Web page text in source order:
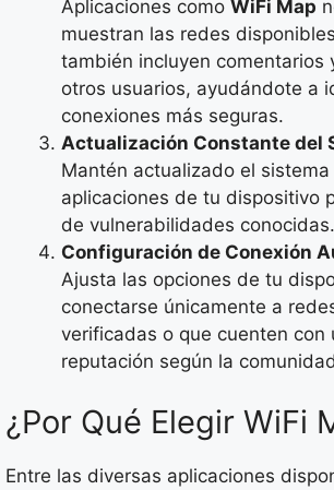
Aplicaciones como WiFi Map
muestran las redes
también incluyen comentarios
otros usuarios, ayudándote a
conexiones más seguras.
Actualización Constante del
Mantén actualizado el
aplicaciones de tu dispositivo
de vulnerabilidades conocidas.
Configuración de Conexión
Ajusta las opciones de tu
conectarse únicamente a
verificadas o que cuenten con
reputación según la
¿Por Qué Elegir WiFi
Entre las diversas aplicaciones